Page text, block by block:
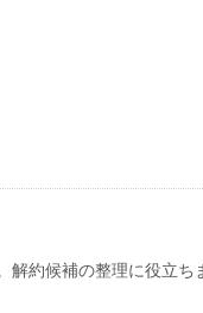
約候補の整理に役立